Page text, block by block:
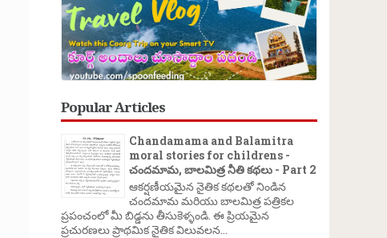
Popular Articles
Chandamama and Balamitra
moral stories for childrens -
చందమామ, బాలమిత్ర నీతి కథలు - Part 2
ఆకర్షణీయమైన నైతిక కథలతో నిండిన
చందమామ మరియు బాలమిత్ర పత్రికల
ప్రపంచంలో మీ బిడ్డను తీసుకెళ్ళండి. ఈ ప్రియమైన
ప్రచురణలు ప్రాథమిక నైతిక విలువలన...